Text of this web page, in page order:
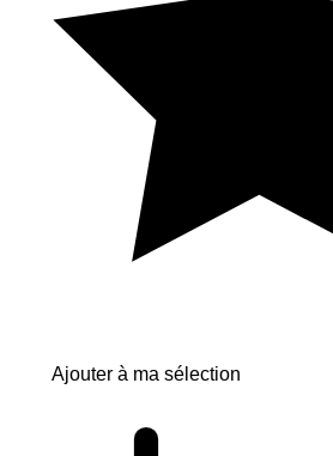
Ajouter à ma sélection